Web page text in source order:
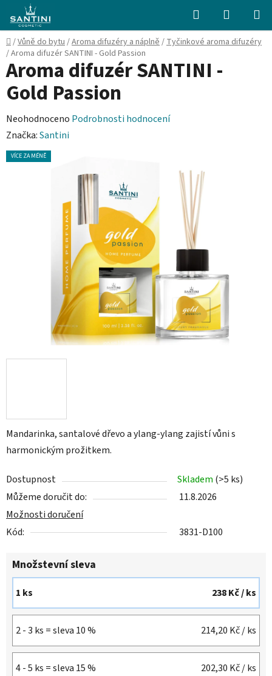
obsah
Hledat
KOŠÍK
Domů
/Vůně do bytu/Aroma difuzéry a náplně/Tyčinkové aroma difuzéry
/Aroma difuzér SANTINI - Gold Passion
Mandarinka, santalové dřevo a ylang-ylang zajistí vůni s
harmonickým prožitkem.
Dostupnost Skladem (>5 ks)
Můžeme doručit do:
11.8.2026
Možnosti doručení
Kód:
3831-D100
Množstevní sleva
1 ks 238 Kč/ ks
2 - 3 ks = sleva 10 % 214,20 Kč/ ks
4 - 5 ks = sleva 15 % 202,30 Kč/ ks
Aroma difuzér SANTINI -
Gold Passion
Průměrné
hodnocení
produktu
Neohodnoceno Podrobnosti hodnocení
Značka:Santini
VÍCE ZA MÉNĚ